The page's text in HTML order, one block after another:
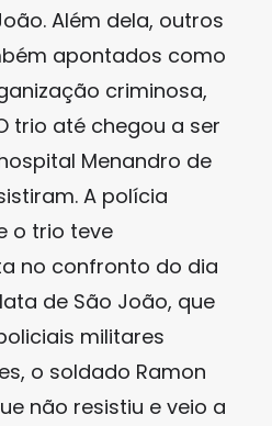
Além dela, outros
apontados como
criminosa,
trio até chegou a ser
Menandro de
A polícia
o trio teve
no confronto do dia
de São João, que
militares
o soldado Ramon
não resistiu e veio a